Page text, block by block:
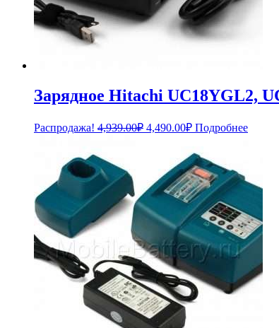
Зарядное Hitachi UC18YGL2,
Распродажа! 4,939.00₽ Первоначальная
составляла
4,939.00₽.
4,490.00₽Текущая
цена:
4,490.00₽.
Подробнее